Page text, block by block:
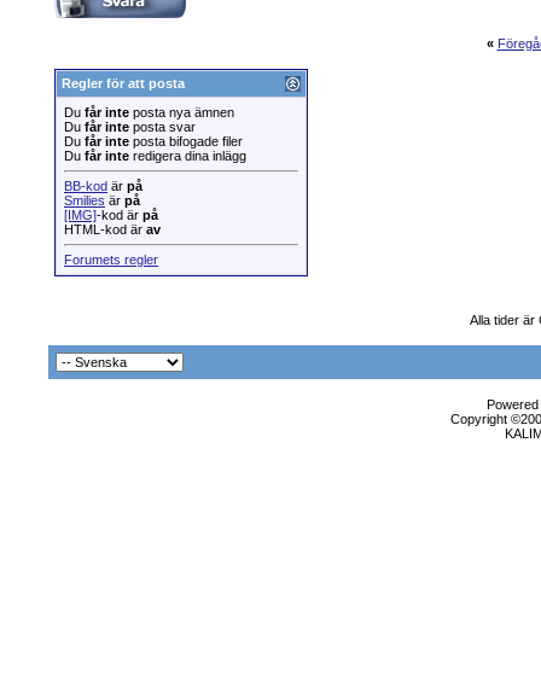
«
Regler för att posta
Du får inte posta nya ämnen
Du får inte posta svar
Du får inte posta bifogade filer
Du får inte redigera dina inlägg
BB-kod är på
Smilies är på
[IMG]-kod är på
HTML-kod är av
Forumets regler
Alla tider är
Copyright